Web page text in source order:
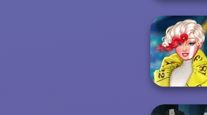
Ever After High
Insta Girls